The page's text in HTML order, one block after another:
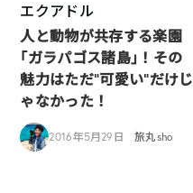
エクアドル
人と動物が共存する楽園
｢ガラパゴス諸島｣！その
魅力はただ“可愛い”だけじ
ゃなかった！
2016年5月29日 旅丸sho